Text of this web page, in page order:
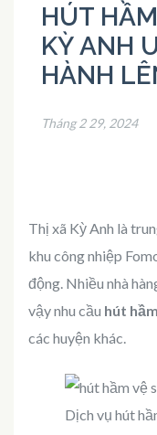
HÚT
KỲ ANH
HÀNH
Tháng 2 29, 2024
Thị xã Kỳ Anh là
khu công nhiệp
động. Nhiều nhà
vậy nhu cầu hút
các huyện khác.
Dịch vụ hút